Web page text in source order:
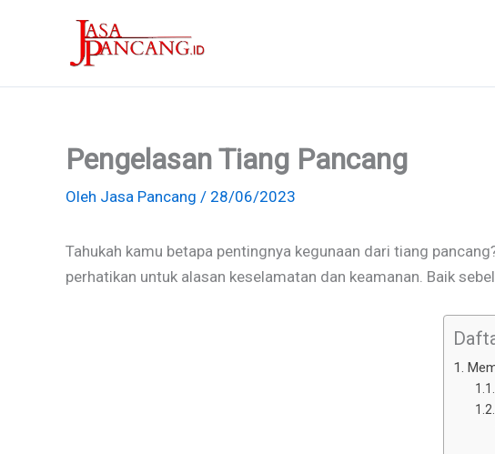
Pengelasan Tiang Pancang
Oleh Jasa Pancang / 28/06/2023
Tahukah kamu betapa pentingnya kegunaan dari tiang
perhatikan untuk alasan keselamatan dan keamanan. Baik